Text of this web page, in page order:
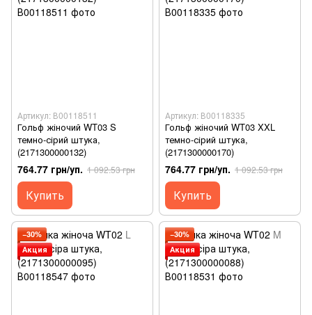
Артикул: В00118511
Гольф жіночий WT03 S
темно-сірий штука,
(2171300000132)
764.77 грн/уп. 1 092.53 грн
Купить
Артикул: В00118335
Гольф жіночий WT03 XXL
темно-сірий штука,
(2171300000170)
764.77 грн/уп. 1 092.53 грн
Купить
−30%
Акция
−30%
Акция